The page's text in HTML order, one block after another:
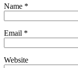
Name *
Email *
Website